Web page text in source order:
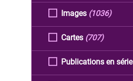
Images (1036)
Cartes (707)
Publications en série